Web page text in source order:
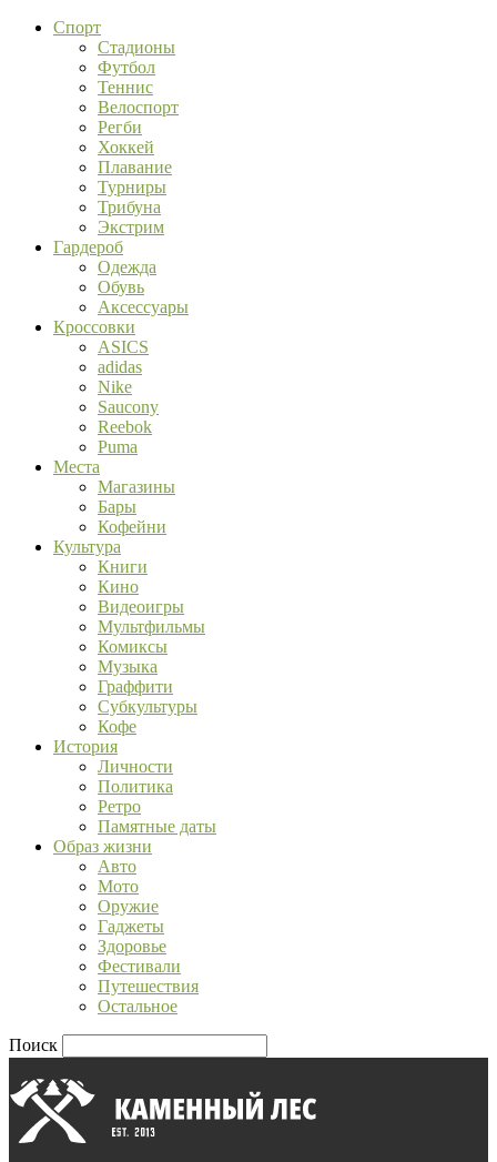
Спорт
Стадионы
Футбол
Теннис
Велоспорт
Регби
Хоккей
Плавание
Турниры
Трибуна
Экстрим
Гардероб
Одежда
Обувь
Аксессуары
Кроссовки
ASICS
adidas
Nike
Saucony
Reebok
Puma
Места
Магазины
Бары
Кофейни
Культура
Книги
Кино
Видеоигры
Мультфильмы
Комиксы
Музыка
Граффити
Субкультуры
Кофе
История
Личности
Политика
Ретро
Памятные даты
Образ жизни
Авто
Мото
Оружие
Гаджеты
Здоровье
Фестивали
Путешествия
Остальное
Поиск